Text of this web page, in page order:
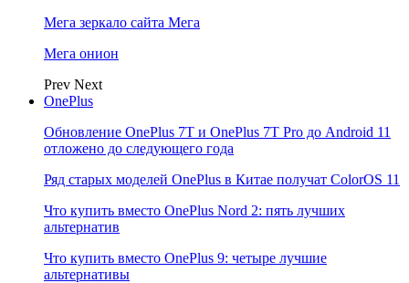
Мега зеркало сайта Мега
Мега онион
Prev Next
OnePlus
Обновление OnePlus 7T и OnePlus 7T Pro до Android 11
отложено до следующего года
Ряд старых моделей OnePlus в Китае получат ColorOS 11
Что купить вместо OnePlus Nord 2: пять лучших
альтернатив
Что купить вместо OnePlus 9: четыре лучшие
альтернативы